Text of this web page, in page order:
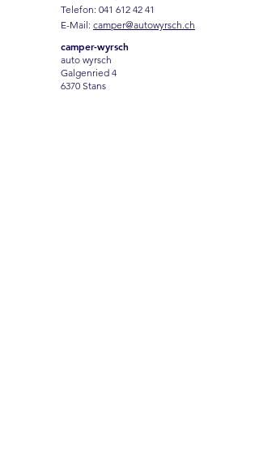
Telefon: 041 612 42 41
E-Mail: camper@autowyrsch.ch
camper-wyrsch
auto wyrsch
Galgenried 4
6370 Stans